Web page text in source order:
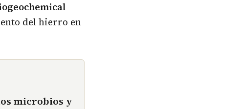
del hierro en
microbios y